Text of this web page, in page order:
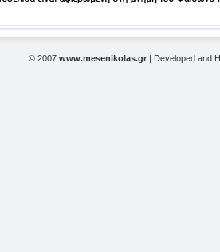
© 2007 www.mesenikolas.gr | Developed and